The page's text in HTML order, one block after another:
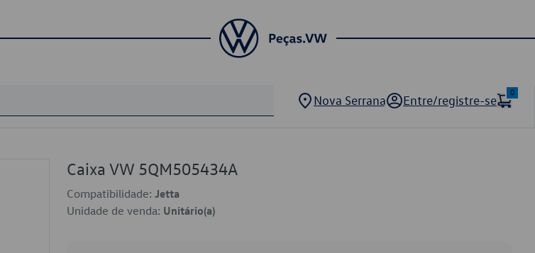
Nova Serrana Entre/registre-se
0
Caixa VW 5QM505434A
Compatibilidade: Jetta
Unidade de venda: Unitário(a)